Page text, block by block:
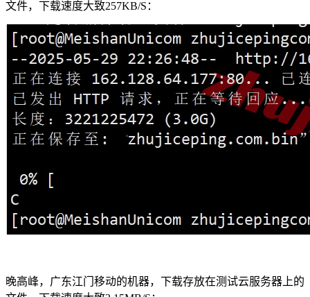
文件，下载速度大致257KB/S：
晚高峰，广东江门移动的机器，下载存放在测试云服务器上的